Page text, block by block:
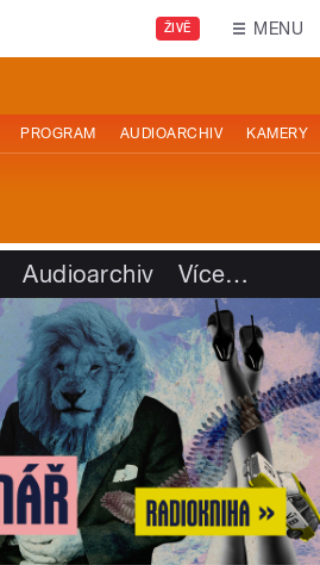
ŽIVĚ MENU
PROGRAM AUDIOARCHIV KAMERY
Audioarchiv Více…